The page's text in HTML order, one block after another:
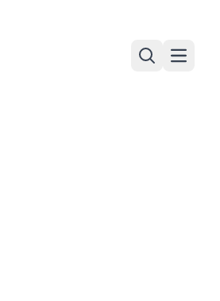
Поиск